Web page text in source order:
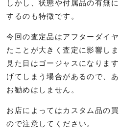
しかし、状態や付属品の有無
するのも特徴です。
今回の査定品はアフターダイ
たことが大きく査定に影響しま
見た目はゴージャスになります
げてしまう場合があるので、あ
お勧めはしません。
お店によってはカスタム品の
ので注意してください。